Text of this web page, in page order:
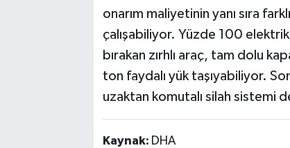
onarım maliyetinin yanı sıra
çalışabiliyor. Yüzde 100
bırakan zırhlı araç, tam dolu
ton faydalı yük taşıyabiliyor.
uzaktan komutalı silah sistemi
Kaynak: DHA